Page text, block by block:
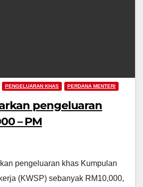
PENGELUARAN KHAS PERDANA MENTERI
pengeluaran
– PM
pengeluaran khas Kumpulan
(KWSP) sebanyak RM10,000,